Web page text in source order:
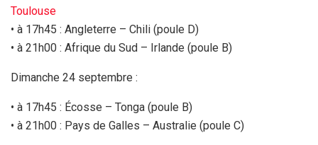
Toulouse
• à 17h45 : Angleterre – Chili (poule D)
• à 21h00 : Afrique du Sud – Irlande (poule B)
Dimanche 24 septembre :
• à 17h45 : Écosse – Tonga (poule B)
• à 21h00 : Pays de Galles – Australie (poule C)